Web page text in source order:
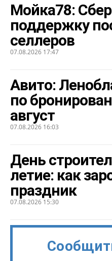
Мойка78:
поддержку
селлеров
07.08.2026 17:47
Авито:
по
август
07.08.2026 16:03
День
летие: как
праздник
07.08.2026 15:30